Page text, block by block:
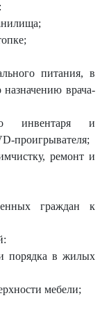
питания, в
назначению врача-
инвентаря и
проигрывателя;
ремонт и
граждан к
порядка в жилых
мебели;